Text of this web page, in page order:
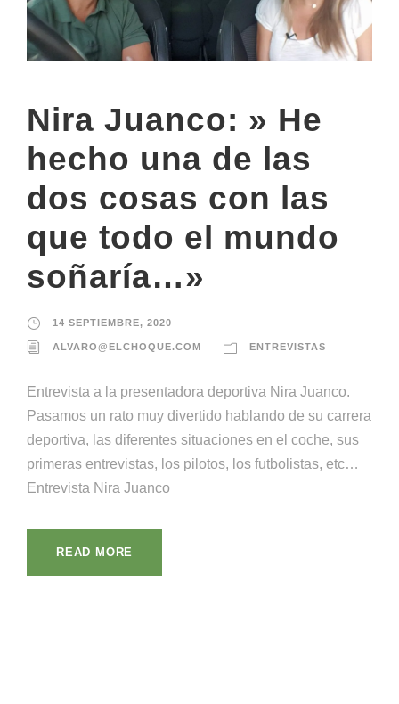
Nira Juanco: » He
hecho una de las
dos cosas con las
que todo el mundo
soñaría…»
14 SEPTIEMBRE, 2020
ALVARO@ELCHOQUE.COM ENTREVISTAS
Entrevista a la presentadora deportiva Nira Juanco.
Pasamos un rato muy divertido hablando de su carrera
deportiva, las diferentes situaciones en el coche, sus
primeras entrevistas, los pilotos, los futbolistas, etc…
Entrevista Nira Juanco
READ MORE